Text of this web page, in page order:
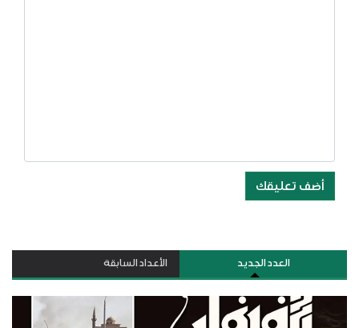
أضف تعليقك
العدد الجديد الأعداد السابقة